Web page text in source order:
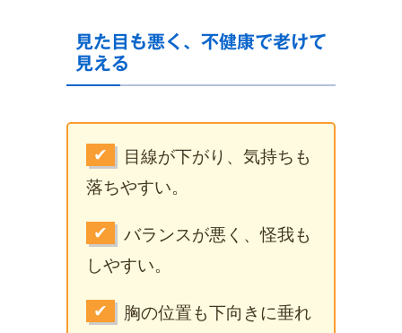
見た目も悪く、不健康で老けて
見える
✔
目線が下がり、気持ちも
落ちやすい。
✔
バランスが悪く、怪我も
しやすい。
✔
胸の位置も下向きに垂れ